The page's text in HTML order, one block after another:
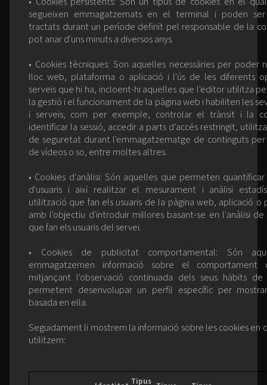
segueixen emmagatzemats en el terminal i poden
tractats durant un període definit pel responsable de la
pot anar d'uns minuts a diversos anys.
• Cookies tècniques: Son aquelles necessàries per poder
lloc web, plataforma o aplicació i l'ús de les diferents
serveis que hi ha, incloent-hi aquelles que l'editor utilitza
la gestió i el funcionament de la pàgina web i habiliten les
i serveis, com per exemple, controlar el trànsit i la
identificar la sessió, accedir a parts d’accés restringit,
de seguretat durant l'emmagatzematge de continguts per
de vídeos o so, entre moltes altres.
• Cookies d'anàlisi: Són aquelles que permeten
d'usuaris i així realitzar el mesurament i anàlisi
utilització que fan els usuaris de la pàgina web, aplicació o
amb l'objectiu d'introduir millores basant-se en l'anàlisi de
que fan els usuaris del servei.
• Cookies de publicitat comportamental: Són
emmagatzemen informació sobre el comportament
mitjançant l'observació continuada dels seus hàbits de
permetent desenvolupar un perfil específic per
basada en ella.
Seguidament li mostrem la informació sobre les cookies en
utilitzem:
Tipus